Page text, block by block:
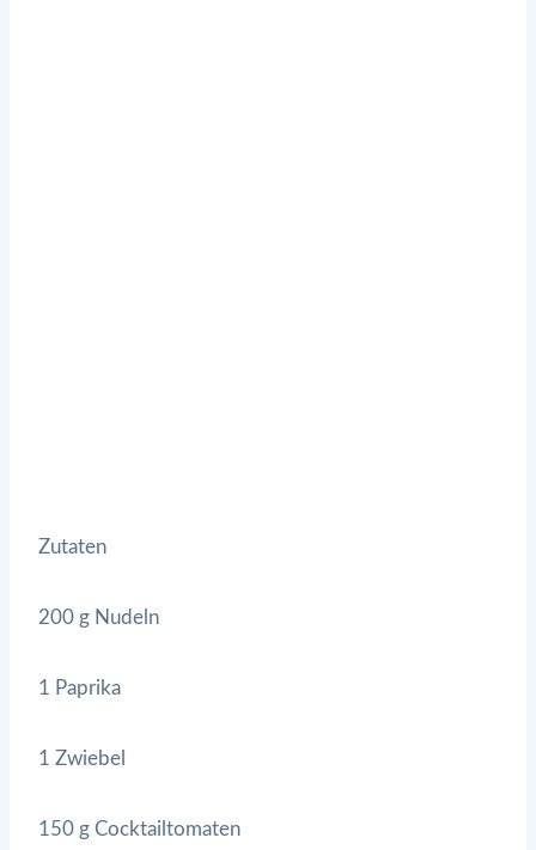
Zutaten
200 g Nudeln
1 Paprika
1 Zwiebel
150 g Cocktailtomaten